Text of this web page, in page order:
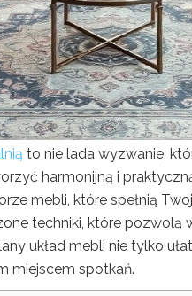
to nie lada wyzwanie,
harmonijną i
mebli, które spełnią
techniki, które
układ mebli nie tylko
miejscem spotkań.